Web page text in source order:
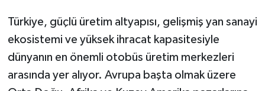
Türkiye, güçlü üretim altyapısı, gelişmiş yan sanayi
ekosistemi ve yüksek ihracat kapasitesiyle
dünyanın en önemli otobüs üretim merkezleri
arasında yer alıyor. Avrupa başta olmak üzere